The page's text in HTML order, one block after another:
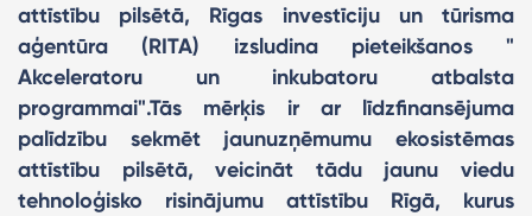
attīstību pilsētā, Rīgas investīciju un tūrisma
aģentūra (RITA) izsludina pieteikšanos "
Akceleratoru un inkubatoru atbalsta
programmai".Tās mērķis ir ar līdzfinansējuma
palīdzību sekmēt jaunuzņēmumu ekosistēmas
attīstību pilsētā, veicināt tādu jaunu viedu
tehnoloģisko risinājumu attīstību Rīgā, kurus